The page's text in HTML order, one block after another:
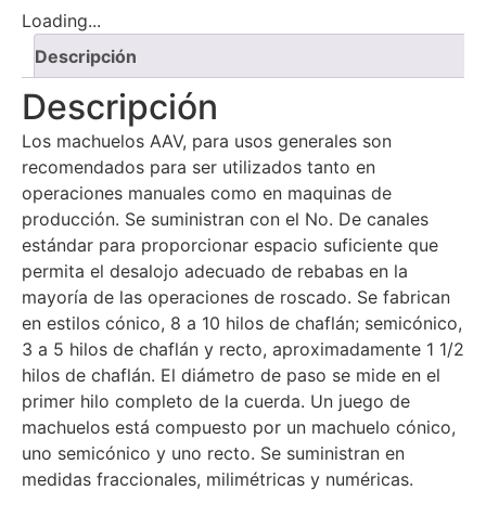
Loading...
Descripción
Descripción
Los machuelos AAV, para usos generales son
recomendados para ser utilizados tanto en
operaciones manuales como en maquinas de
producción. Se suministran con el No. De canales
estándar para proporcionar espacio suficiente que
permita el desalojo adecuado de rebabas en la
mayoría de las operaciones de roscado. Se fabrican
en estilos cónico, 8 a 10 hilos de chaflán; semicónico,
3 a 5 hilos de chaflán y recto, aproximadamente 1 1/2
hilos de chaflán. El diámetro de paso se mide en el
primer hilo completo de la cuerda. Un juego de
machuelos está compuesto por un machuelo cónico,
uno semicónico y uno recto. Se suministran en
medidas fraccionales, milimétricas y numéricas.